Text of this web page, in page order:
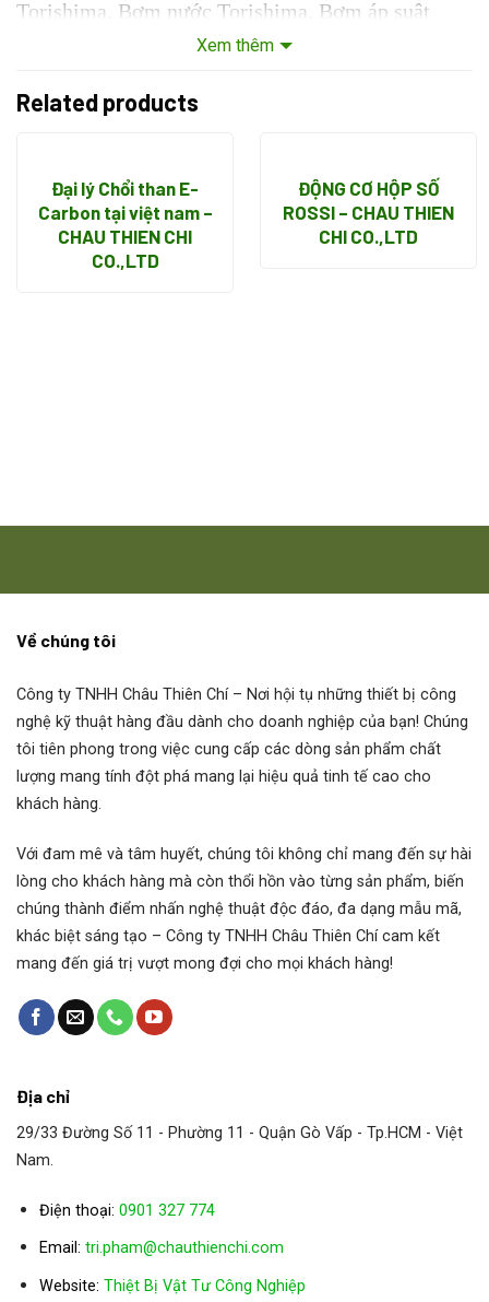
Torishima, Bơm nước Torishima, Bơm áp suât
cao Torishima, Bơm nước thải Torishima, Phốt
cấp bơm Torishima, Đại lý phân phối bơm
Công ty chúng tôi là Đại lý ủy quyền của Động cơ,
Hộp số, Hộp giảm tốc, Bơm, Van, Xi lanh, Cảm
Bơm Torishima CDM XAP080021
Bơm Torishima CDM XAP080039
Bơm Torishima CPC XAP080047
Bơm Torishima CPC XAP080055
Bơm Torishima CPC XAP080063
Bơm Torishima YUHN XAP080071
Bơm Torishima CPC XAP080098
Bơm Torishima CPC XAP080110
Xem thêm
Related products
Đại lý Chổi than E-
Carbon tại việt nam –
CHAU THIEN CHI
CO.,LTD
ĐỘNG CƠ HỘP SỐ
ROSSI – CHAU THIEN
CHI CO.,LTD
Về chúng tôi
Công ty TNHH Châu Thiên Chí– Nơi hội tụ những thiết bị công
nghệ kỹ thuật hàng đầu dành cho doanh nghiệp của bạn! Chúng
tôi tiên phong trong việc cung cấp các dòng sản phẩm chất
lượng mang tính đột phá mang lại hiệu quả tinh tế cao cho
khách hàng.
Với đam mê và tâm huyết, chúng tôi không chỉ mang đến sự hài
lòng cho khách hàng mà còn thổi hồn vào từng sản phẩm, biến
chúng thành điểm nhấn nghệ thuật độc đáo, đa dạng mẫu mã,
khác biệt sáng tạo – Công ty TNHH Châu Thiên Chí cam kết
mang đến giá trị vượt mong đợi cho mọi khách hàng!
Địa chỉ
29/33 Đường Số 11 - Phường 11 - Quận Gò Vấp - Tp.HCM - Việt
Nam.
Điện thoại: 0901 327 774
Email: tri.pham@chauthienchi.com
Website: Thiệt Bị Vật Tư Công Nghiệp